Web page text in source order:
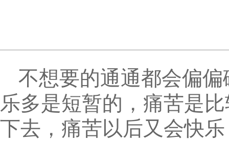
不想要的通通都会偏
乐多是短暂的，痛苦是
下去，痛苦以后又会快